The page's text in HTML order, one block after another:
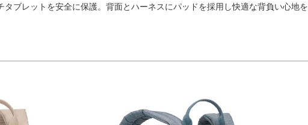
ブレットを安全に保護。背面とハーネスにパッドを採⽤し快適な背負い心地を